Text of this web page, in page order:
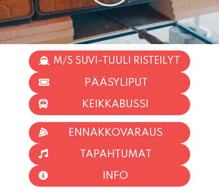
M/S SUVI-TUULI RISTEILYT
PÄÄSYLIPUT
KEIKKABUSSI
ENNAKKOVARAUS
TAPAHTUMAT
INFO